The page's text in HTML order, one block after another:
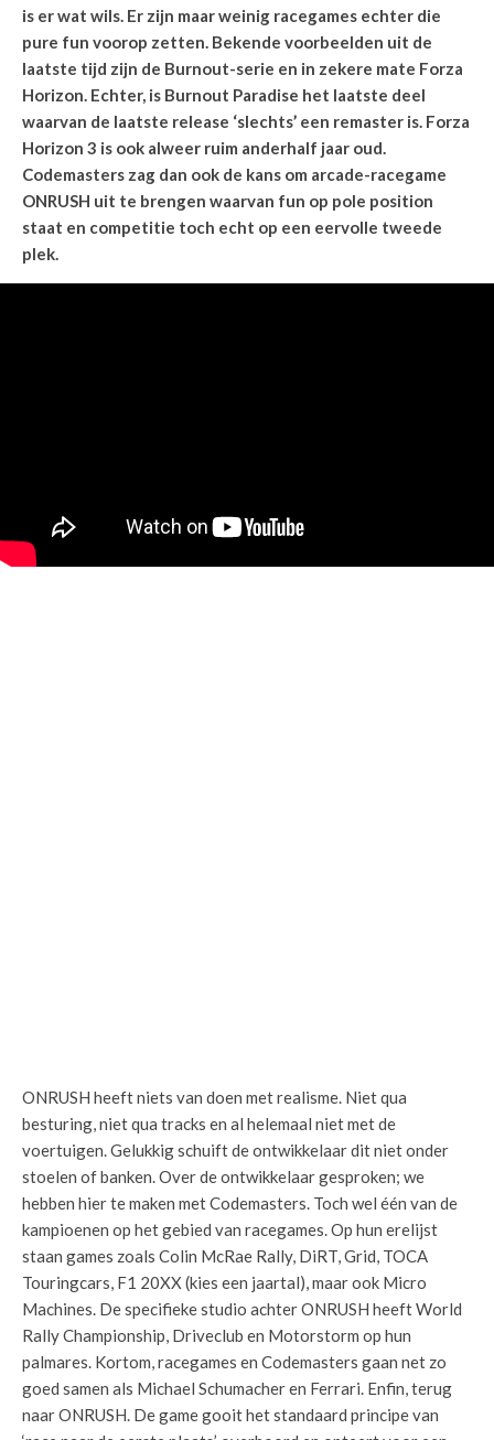
is er wat wils. Er zijn maar weinig racegames echter die
pure fun voorop zetten. Bekende voorbeelden uit de
laatste tijd zijn de Burnout-serie en in zekere mate Forza
Horizon. Echter, is Burnout Paradise het laatste deel
waarvan de laatste release ‘slechts’ een remaster is. Forza
Horizon 3 is ook alweer ruim anderhalf jaar oud.
Codemasters zag dan ook de kans om arcade-racegame
ONRUSH uit te brengen waarvan fun op pole position
staat en competitie toch echt op een eervolle tweede
plek.
ONRUSH heeft niets van doen met realisme. Niet qua
besturing, niet qua tracks en al helemaal niet met de
voertuigen. Gelukkig schuift de ontwikkelaar dit niet onder
stoelen of banken. Over de ontwikkelaar gesproken; we
hebben hier te maken met Codemasters. Toch wel één van de
kampioenen op het gebied van racegames. Op hun erelijst
staan games zoals Colin McRae Rally, DiRT, Grid, TOCA
Touringcars, F1 20XX (kies een jaartal), maar ook Micro
Machines. De specifieke studio achter ONRUSH heeft World
Rally Championship, Driveclub en Motorstorm op hun
palmares. Kortom, racegames en Codemasters gaan net zo
goed samen als Michael Schumacher en Ferrari. Enfin, terug
naar ONRUSH. De game gooit het standaard principe van